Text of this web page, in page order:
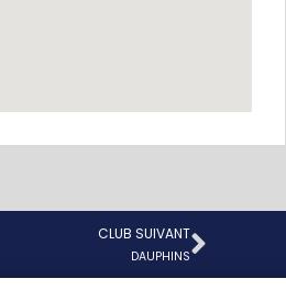
CLUB SUIVANT
DAUPHINSSuivant